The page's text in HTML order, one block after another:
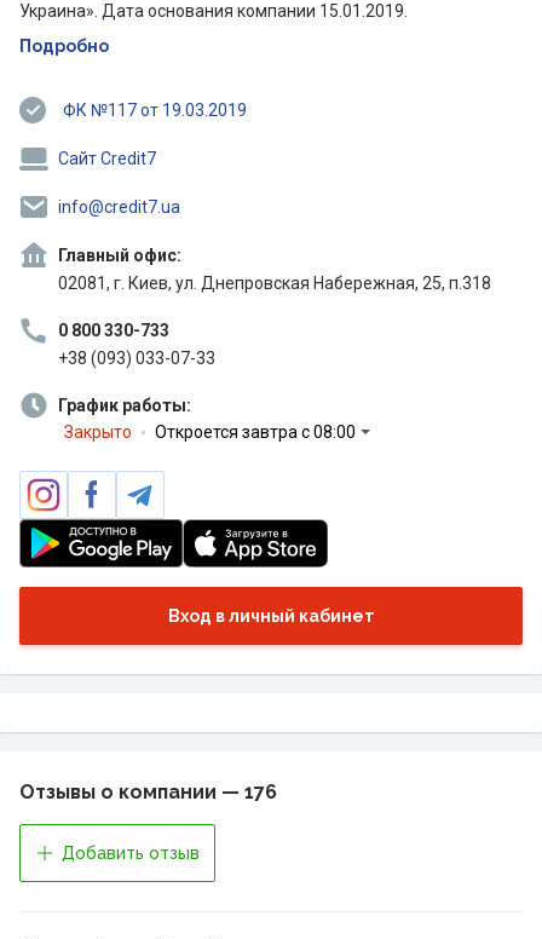
Украина». Дата основания компании 15.01.2019.
Подробно
ФК №117 от 19.03.2019
Сайт Credit7
info@credit7.ua
Главный офис:
02081, г. Киев, ул. Днепровская Набережная, 25, п.318
0 800 330-733
+38 (093) 033-07-33
График работы:
Закрыто
Откроется завтра с 08:00
Вход в личный кабинет
Отзывы о компании — 176
Добавить отзыв